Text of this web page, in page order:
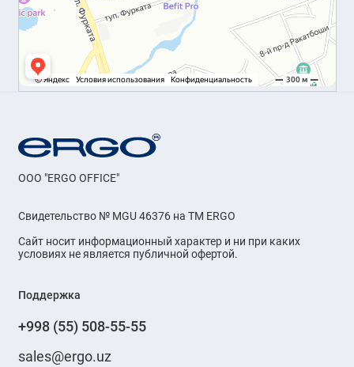
OOO "ERGO OFFICE"
Свидетельство № MGU 46376 на ТМ ERGO
Сайт носит информационный характер и ни при каких
условиях не является публичной офертой.
Поддержка
+998 (55) 508-55-55
sales@ergo.uz